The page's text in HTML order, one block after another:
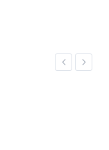
Previous
Next